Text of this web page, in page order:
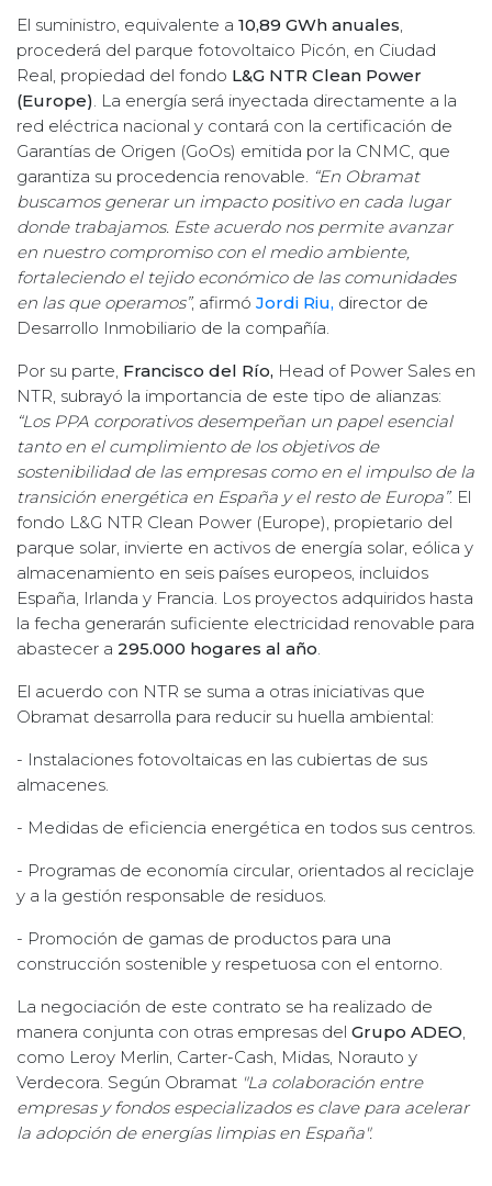
El suministro, equivalente a 10,89 GWh anuales,
procederá del parque fotovoltaico Picón, en Ciudad
Real, propiedad del fondo L&G NTR Clean Power
(Europe). La energía será inyectada directamente a la
red eléctrica nacional y contará con la certificación de
Garantías de Origen (GoOs) emitida por la CNMC, que
garantiza su procedencia renovable. “En Obramat
buscamos generar un impacto positivo en cada lugar
donde trabajamos. Este acuerdo nos permite avanzar
en nuestro compromiso con el medio ambiente,
fortaleciendo el tejido económico de las comunidades
en las que operamos”, afirmó Jordi Riu, director de
Desarrollo Inmobiliario de la compañía.
Por su parte, Francisco del Río, Head of Power Sales en
NTR, subrayó la importancia de este tipo de alianzas:
“Los PPA corporativos desempeñan un papel esencial
tanto en el cumplimiento de los objetivos de
sostenibilidad de las empresas como en el impulso de la
transición energética en España y el resto de Europa”. El
fondo L&G NTR Clean Power (Europe), propietario del
parque solar, invierte en activos de energía solar, eólica y
almacenamiento en seis países europeos, incluidos
España, Irlanda y Francia. Los proyectos adquiridos hasta
la fecha generarán suficiente electricidad renovable para
abastecer a 295.000 hogares al año.
El acuerdo con NTR se suma a otras iniciativas que
Obramat desarrolla para reducir su huella ambiental:
- Instalaciones fotovoltaicas en las cubiertas de sus
almacenes.
- Medidas de eficiencia energética en todos sus centros.
- Programas de economía circular, orientados al reciclaje
y a la gestión responsable de residuos.
- Promoción de gamas de productos para una
construcción sostenible y respetuosa con el entorno.
La negociación de este contrato se ha realizado de
manera conjunta con otras empresas del Grupo ADEO,
como Leroy Merlin, Carter-Cash, Midas, Norauto y
Verdecora. Según Obramat "La colaboración entre
empresas y fondos especializados es clave para acelerar
la adopción de energías limpias en España".